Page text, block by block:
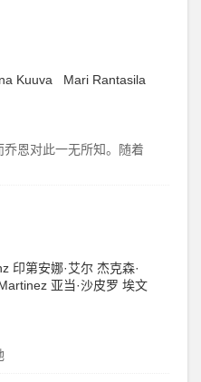
Kuuva
Mari Rantasila
恩对此一无所知。随着
印第安娜·艾尔 杰克森·
亚当·沙皮罗 埃文